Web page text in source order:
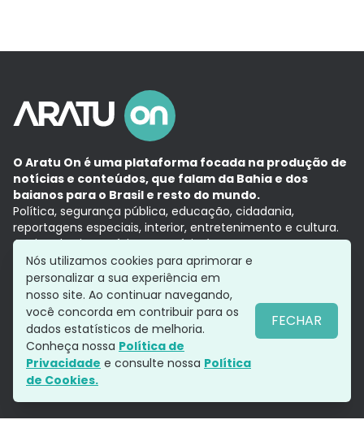
O Aratu On é uma plataforma focada na produção de
notícias e conteúdos, que falam da Bahia e dos
baianos para o Brasil e resto do mundo.
Política, segurança pública, educação, cidadania,
reportagens especiais, interior, entretenimento e cultura.
Aqui, tudo vira notícia e a notícia é no tempo presente,
com a credibilidade do Grupo Aratu.
Grupo Aratu
Política de privacidade
Siga-nos
Nós utilizamos cookies para aprimorar e
personalizar a sua experiência em
nosso site. Ao continuar navegando,
você concorda em contribuir para os
dados estatísticos de melhoria.
Conheça nossa Política de
Privacidade e consulte nossa Política
de Cookies.
FECHAR